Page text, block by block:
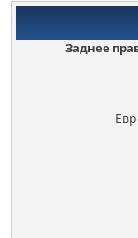
Заднее